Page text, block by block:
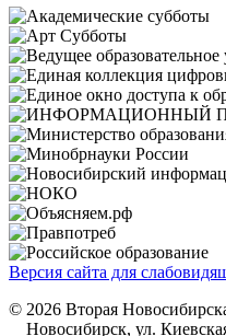
Версия сайта для
© 2026 Вторая
Новосибирск, ул.